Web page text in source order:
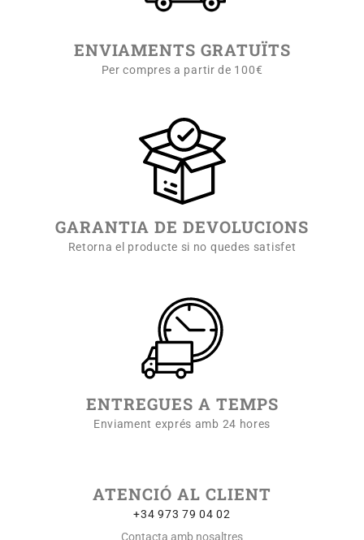
ENVIAMENTS GRATUÏTS
Per compres a partir de 100€
GARANTIA DE DEVOLUCIONS
Retorna el producte si no quedes satisfet
ENTREGUES A TEMPS
Enviament exprés amb 24 hores
ATENCIÓ AL CLIENT
+34 973 79 04 02
Contacta amb nosaltres